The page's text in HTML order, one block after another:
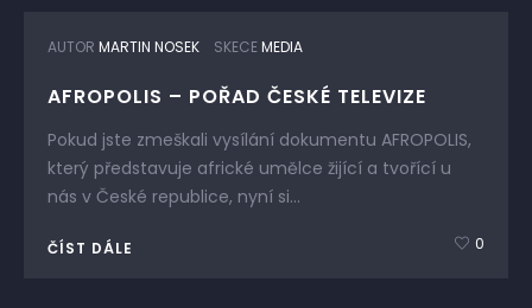
AUTOR MARTIN NOSEK SKECEMEDIA
AFROPOLIS – POŘAD ČESKÉ TELEVIZE
Pokud jste zmeškali vysílání dokumentu AFROPOLIS,
který představuje africké umělce žijící a tvořící u
nás v České republice, nyní si...
ČÍST DÁLE 0